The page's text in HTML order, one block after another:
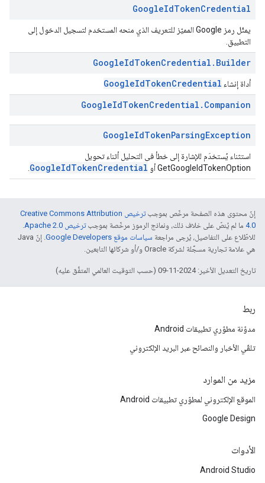
GoogleIdTokenCredential
يمثّل رمز Google المميّز للتعريف الذي منحه المستخدم لتسجيل الدخول إلى
التطبيق.
GoogleIdTokenCredential . Builder
أداة إنشاء GoogleIdTokenCredential
GoogleIdTokenCredential . Companion
GoogleIdTokenParsingException
استثناء يُستخدَم للإشارة إلى خطأ في التحليل أثناء تحويل
GetGoogleIdTokenOption أو
GoogleIdTokenCredential
إنّ محتوى هذه الصفحة مرخّص بموجب
ترخيص Creative Commons Attribution
4.0‏ ما لم يُنصّ على خلاف ذلك، ونماذج الرموز مرخّصة بموجبترخيص Apache 2.0‏
.
للاطّلاع على التفاصيل، يُرجى مراجعة سياسات موقع Google Developers‏
. إنّ Java
هي علامة تجارية مسجَّلة لشركة Oracle و/أو شركائها التابعين.
تاريخ التعديل الأخير: 2024-11-09 (حسب التوقيت العالمي المتفَّق عليه)
ربط
مدوّنة مطوّري تطبيقات Android
تلقّي الأخبار والنصائح عبر البريد الإلكتروني
مزيد من الموارد
الموقع الإلكتروني لمطوّري تطبيقات Android
Google Design
الأدوات
Android Studio